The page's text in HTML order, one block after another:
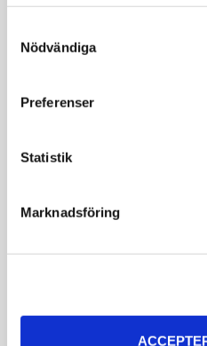
Selection
Nödvändiga
Preferenser
Statistik
Marknadsföring
knaperstekt älgsalami
89KR